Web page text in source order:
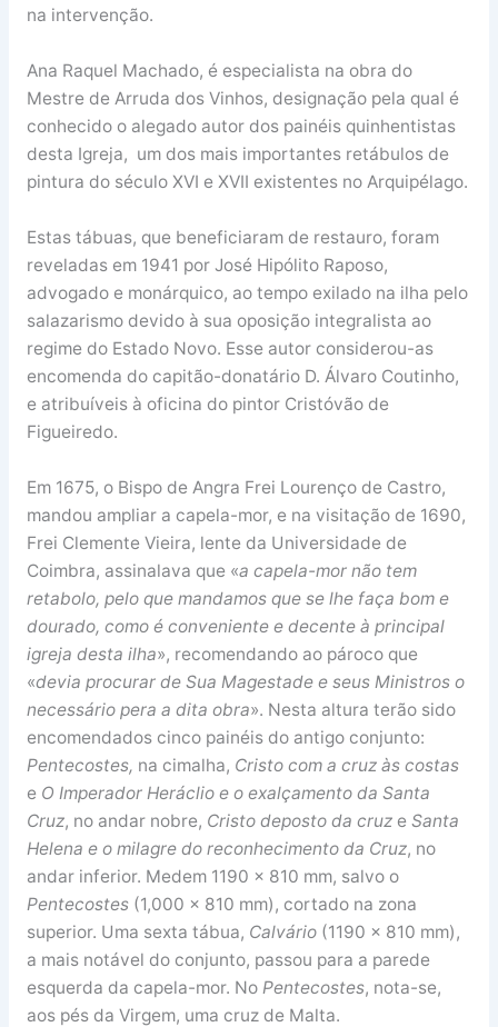
na intervenção.
Ana Raquel Machado, é especialista na obra do
Mestre de Arruda dos Vinhos, designação pela qual é
conhecido o alegado autor dos painéis quinhentistas
desta Igreja, um dos mais importantes retábulos de
pintura do século XVI e XVII existentes no Arquipélago.
Estas tábuas, que beneficiaram de restauro, foram
reveladas em 1941 por José Hipólito Raposo,
advogado e monárquico, ao tempo exilado na ilha pelo
salazarismo devido à sua oposição integralista ao
regime do Estado Novo. Esse autor considerou-as
encomenda do capitão-donatário D. Álvaro Coutinho,
e atribuíveis à oficina do pintor Cristóvão de
Figueiredo.
Em 1675, o Bispo de Angra Frei Lourenço de Castro,
mandou ampliar a capela-mor, e na visitação de 1690,
Frei Clemente Vieira, lente da Universidade de
Coimbra, assinalava que «a capela-mor não tem
retabolo, pelo que mandamos que se lhe faça bom e
dourado, como é conveniente e decente à principal
igreja desta ilha», recomendando ao pároco que
«devia procurar de Sua Magestade e seus Ministros o
necessário pera a dita obra». Nesta altura terão sido
encomendados cinco painéis do antigo conjunto:
Pentecostes, na cimalha, Cristo com a cruz às costas
e O Imperador Heráclio e o exalçamento da Santa
Cruz, no andar nobre, Cristo deposto da cruze Santa
Helena e o milagre do reconhecimento da Cruz, no
andar inferior. Medem 1190 x 810 mm, salvo o
Pentecostes(1,000 x 810 mm), cortado na zona
superior. Uma sexta tábua, Calvário (1190 x 810 mm),
a mais notável do conjunto, passou para a parede
esquerda da capela-mor. No Pentecostes, nota-se,
aos pés da Virgem, uma cruz de Malta.